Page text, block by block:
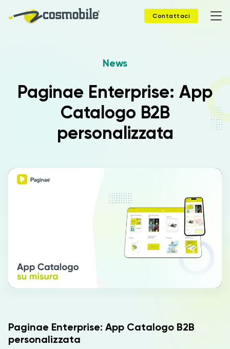
Contattaci
Prodotti
Soluzioni
Webinar
IT EN
News
Paginae Enterprise: App
Catalogo B2B
personalizzata
Paginae Enterprise: App Catalogo B2B
personalizzata